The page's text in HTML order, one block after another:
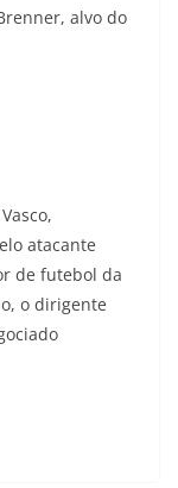
alvo do
atacante
de futebol da
o dirigente